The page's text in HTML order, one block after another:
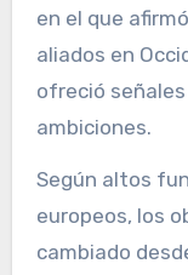
en el que
aliados en
ofreció
ambiciones.
Según altos
europeos, los
cambiado